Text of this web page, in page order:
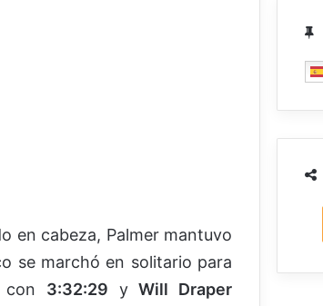
en cabeza, Palmer mantuvo
se marchó en solitario para
con 3:32:29 yWill Draper